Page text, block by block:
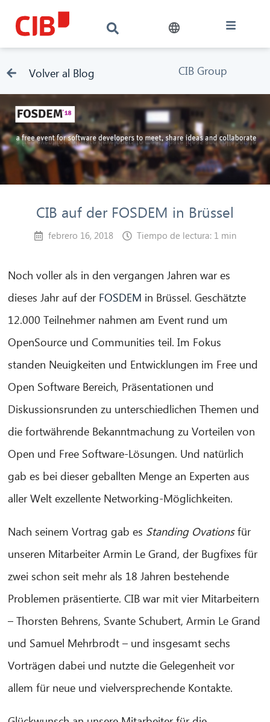
Volver al Blog CIB Group
CIB auf der FOSDEM in Brüssel
febrero 16, 2018 Tiempo de lectura: 1 min
Noch voller als in den vergangen Jahren war es
dieses Jahr auf der FOSDEM in Brüssel. Geschätzte
12.000 Teilnehmer nahmen am Event rund um
OpenSource und Communities teil. Im Fokus
standen Neuigkeiten und Entwicklungen im Free und
Open Software Bereich, Präsentationen und
Diskussionsrunden zu unterschiedlichen Themen und
die fortwährende Bekanntmachung zu Vorteilen von
Open und Free Software-Lösungen. Und natürlich
gab es bei dieser geballten Menge an Experten aus
aller Welt exzellente Networking-Möglichkeiten.
Nach seinem Vortrag gab es Standing Ovationsfür
unseren Mitarbeiter Armin Le Grand, der Bugfixes für
zwei schon seit mehr als 18 Jahren bestehende
Problemen präsentierte. CIB war mit vier Mitarbeitern
– Thorsten Behrens, Svante Schubert, Armin Le Grand
und Samuel Mehrbrodt – und insgesamt sechs
Vorträgen dabei und nutzte die Gelegenheit vor
allem für neue und vielversprechende Kontakte.
CIB AI ChatBot